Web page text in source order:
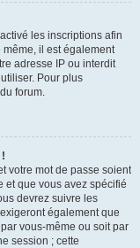
les inscriptions afin
même, il est également
adresse IP ou interdit
Pour plus
forum.
votre mot de passe soient
et que vous avez spécifié
devrez suivre les
également que
vous-même ou soit par
session ; cette